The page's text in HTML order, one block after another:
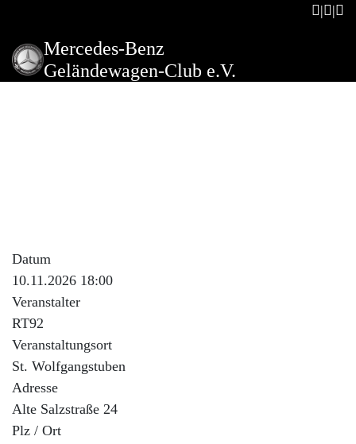
Mercedes-Benz
Geländewagen-Club e.V.
Datum
10.11.2026 18:00
Veranstalter
RT92
Veranstaltungsort
St. Wolfgangstuben
Adresse
Alte Salzstraße 24
Plz / Ort